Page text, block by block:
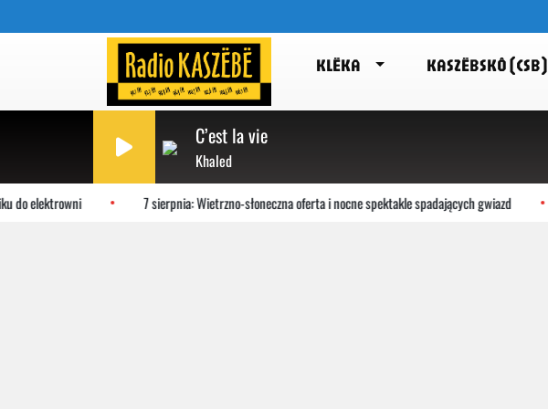
KLËKA KASZËBSKÔ (CSB)
C’est la vie
Khaled
do elektrowni 7 sierpnia: Wietrzno-słoneczna oferta i nocne spektakle spadających gwiazd